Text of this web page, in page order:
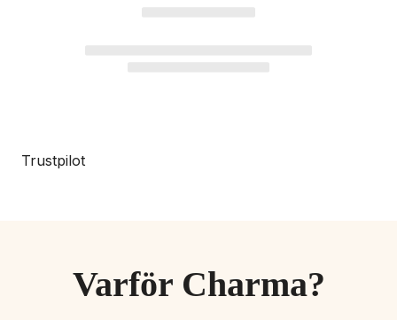
Trustpilot
Varför Charma?